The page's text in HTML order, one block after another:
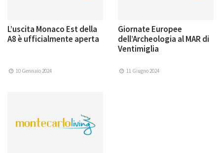
L’uscita Monaco Est della
A8 è ufficialmente aperta
10 Gennaio 2024
Giornate Europee
dell’Archeologia al MAR di
Ventimiglia
11 Giugno 2024